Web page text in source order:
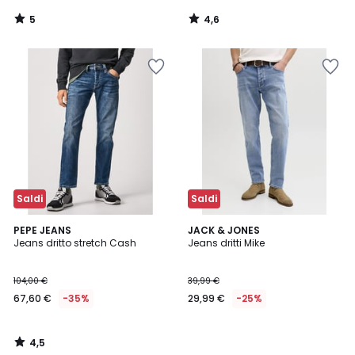
5
/
4,6
/
Saldi
PEPE JEANS
Jeans dritto stretch Cash
104,00 €
67,60 € -35%
4,5
/ 5
4,5
/
Saldi
JACK & JONES
Jeans dritti Mike
39,99 €
29,99 € -25%